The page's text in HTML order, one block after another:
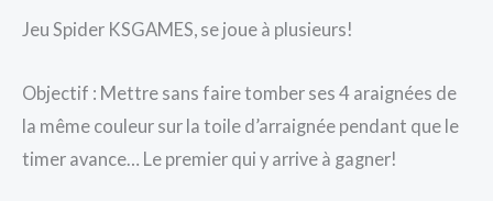
Jeu Spider KSGAMES, se joue à plusieurs!
Objectif : Mettre sans faire tomber ses 4 araignées de
la même couleur sur la toile d’arraignée pendant que le
timer avance… Le premier qui y arrive à gagner!